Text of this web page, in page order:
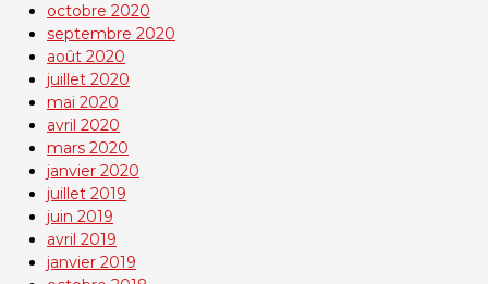
octobre 2020
septembre 2020
août 2020
juillet 2020
mai 2020
avril 2020
mars 2020
janvier 2020
juillet 2019
juin 2019
avril 2019
janvier 2019